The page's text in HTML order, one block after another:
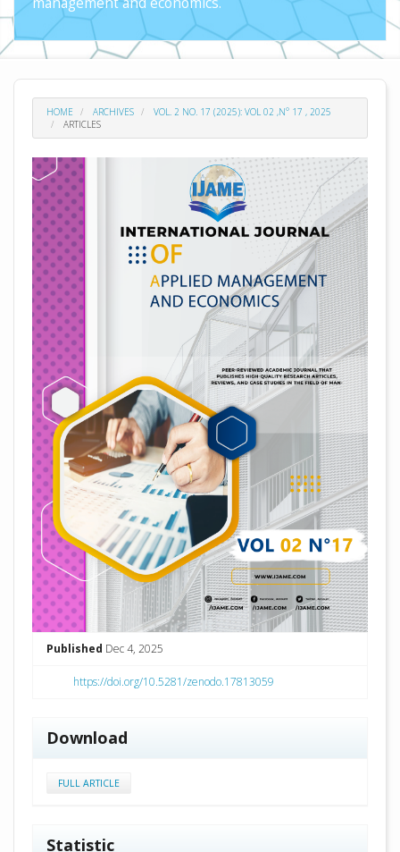
HOME ARCHIVES
VOL. 2 NO. 17 (2025): VOL 02 ,N° 17 , 2025
ARTICLES
Published Dec 4, 2025
https://doi.org/10.5281/zenodo.17813059
Download
FULL ARTICLE
Statistic